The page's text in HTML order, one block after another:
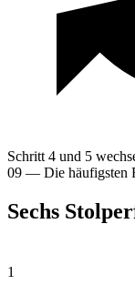
Schritt 4 und 5
09 — Die häufigsten
Sechs
1